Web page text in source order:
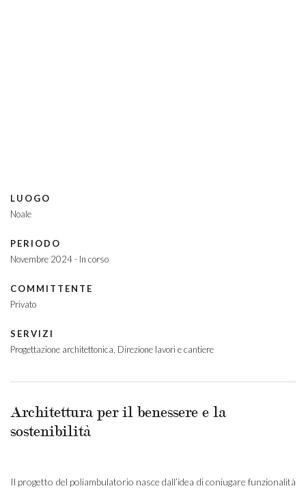
LUOGO
Noale
PERIODO
Novembre 2024 - In corso
COMMITTENTE
Privato
SERVIZI
Progettazione architettonica Direzione lavori e cantiere
Architettura per il benessere e la
sostenibilità
Il progetto del poliambulatorio nasce dall’idea di coniugare funzionalità